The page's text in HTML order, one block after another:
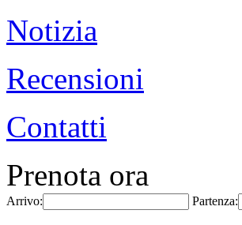
Notizia
Recensioni
Contatti
Prenota ora
Arrivo: Partenza: